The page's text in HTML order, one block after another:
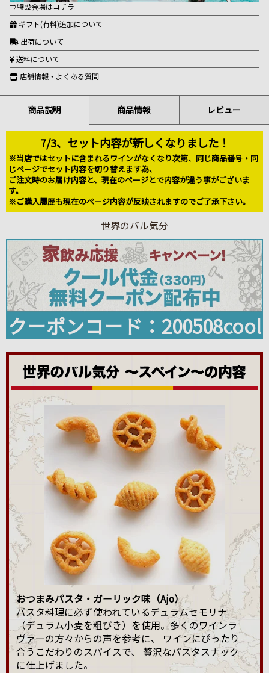
⇒特設会場はコチラ
ギフト(有料)追加について
出荷について
送料について
店舗情報・よくある質問
商品説明 商品情報 レビュー
7/3、セット内容が新しくなりました！
※当店ではセットに含まれるワインがなくなり次第、同じ商品番号・同
じページでセット内容を切り替えます為、
ご注文時のお届け内容と、現在のページとで内容が違う事がございま
す。
※ご購入履歴も現在のページ内容が反映されますのでご了承下さい。
世界のバル気分
クーポンコード：200508cool
おつまみパスタ・ガーリック味（Ajo）
パスタ料理に必ず使われているデュラムセモリナ
（デュラム小麦を粗びき）を使用。多くのワインラ
ヴァ―の方々からの声を参考に、 ワインにぴったり
合うこだわりのスパイスで、 贅沢なパスタスナック
に仕上げました。